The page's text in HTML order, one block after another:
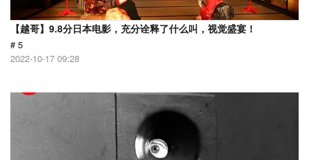
【越哥】9.8分日本电影，充分诠释了什么叫，视觉盛宴！
# 5
2022-10-17 09:28